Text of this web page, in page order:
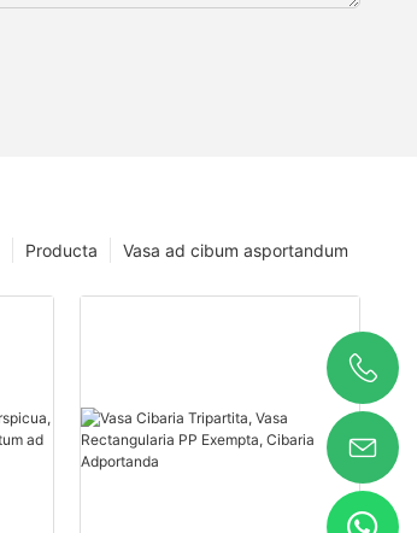
Vasa ad cibum asportandum
Producta